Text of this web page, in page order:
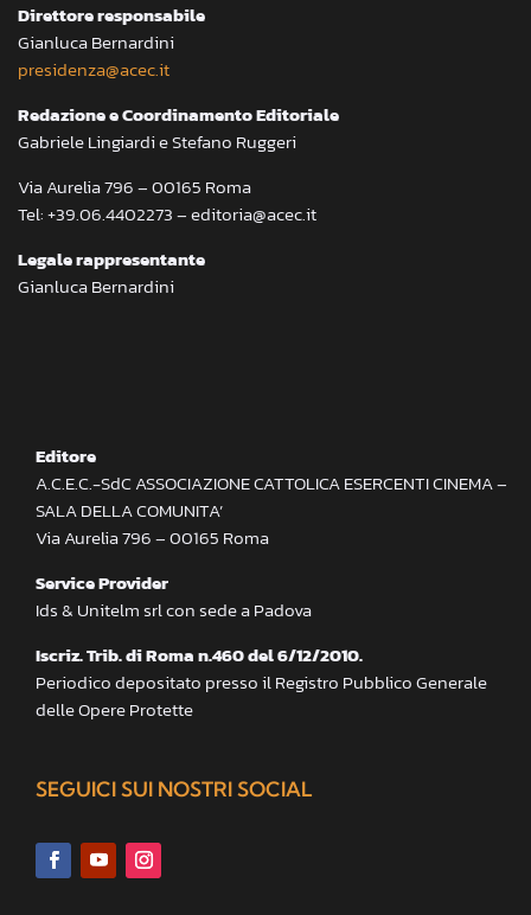
Direttore responsabile
Gianluca Bernardini
presidenza@acec.it
Redazione e Coordinamento Editoriale
Gabriele Lingiardi e Stefano Ruggeri
Via Aurelia 796 – 00165 Roma
Tel: +39.06.4402273 – editoria@acec.it
Legale rappresentante
Gianluca Bernardini
Editore
A.C.E.C.-SdC ASSOCIAZIONE CATTOLICA ESERCENTI CINEMA –
SALA DELLA COMUNITA’
Via Aurelia 796 – 00165 Roma
Service Provider
Ids & Unitelm srl con sede a Padova
Iscriz. Trib. di Roma n.460 del 6/12/2010.
Periodico depositato presso il Registro Pubblico Generale
delle Opere Protette
SEGUICI SUI NOSTRI SOCIAL